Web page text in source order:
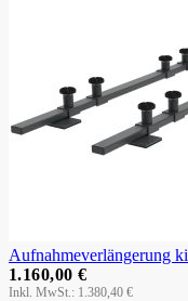
Aufnahmeverlängerung
1.380,40 €
1.160,00 €